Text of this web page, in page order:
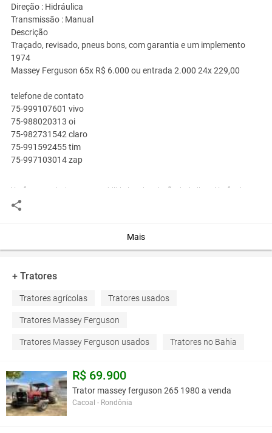
Direção : Hidráulica
Transmissão : Manual
Descrição
Traçado, revisado, pneus bons, com garantia e um implemento
1974
Massey Ferguson 65x R$ 6.000 ou entrada 2.000 24x 229,00
telefone de contato
75-999107601 vivo
75-988020313 oi
75-982731542 claro
75-991592455 tim
75-997103014 zap
Você assume toda a responsabilidade pela cotação deste item. Você acha que
este anúncio é contra a política de Agroads?
Mais
+ Tratores
Tratores agrícolas Tratores usados
Tratores Massey Ferguson
Tratores Massey Ferguson usados Tratores no Bahia
R$ 69.900
Trator massey ferguson 265 1980 a venda
Cacoal - Rondônia